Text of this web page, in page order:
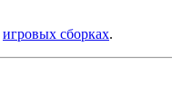
игровых сборках.